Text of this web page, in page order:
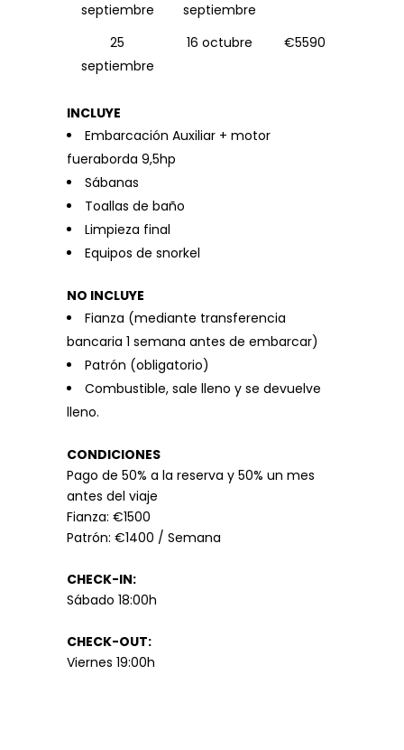
septiembre
septiembre
25
septiembre
16 octubre €5590
INCLUYE
Embarcación Auxiliar + motor
fueraborda 9,5hp
Sábanas
Toallas de baño
Limpieza final
Equipos de snorkel
NO INCLUYE
Fianza (mediante transferencia
bancaria 1 semana antes de embarcar)
Patrón (obligatorio)
Combustible, sale lleno y se devuelve
lleno.
CONDICIONES
Pago de 50% a la reserva y 50% un mes
antes del viaje
Fianza: €1500
Patrón: €1400 / Semana
CHECK-IN:
Sábado 18:00h
CHECK-OUT:
Viernes 19:00h